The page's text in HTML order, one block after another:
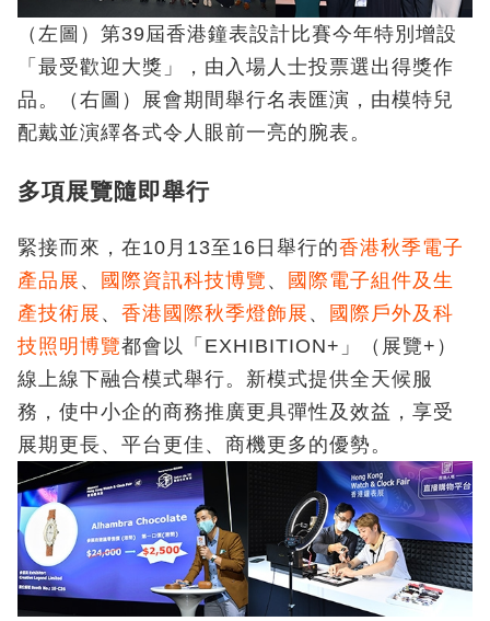
（左圖）第39屆香港鐘表設計比賽今年特別增設
「最受歡迎大獎」，由入場人士投票選出得獎作
品。（右圖）展會期間舉行名表匯演，由模特兒
配戴並演繹各式令人眼前一亮的腕表。
多項展覽隨即舉行
緊接而來，在10月13至16日舉行的香港秋季電子
產品展 、 國際資訊科技博覽 、 國際電子組件及生
產技術展 、 香港國際秋季燈飾展 、 國際戶外及科
技照明博覽都會以「EXHIBITION+」（展覽+）
線上線下融合模式舉行。新模式提供全天候服
務，使中小企的商務推廣更具彈性及效益，享受
展期更長、平台更佳、商機更多的優勢。